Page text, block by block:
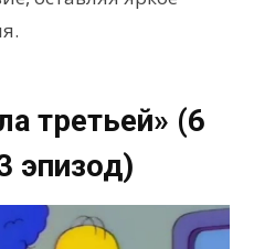
третьей» (6
эпизод)